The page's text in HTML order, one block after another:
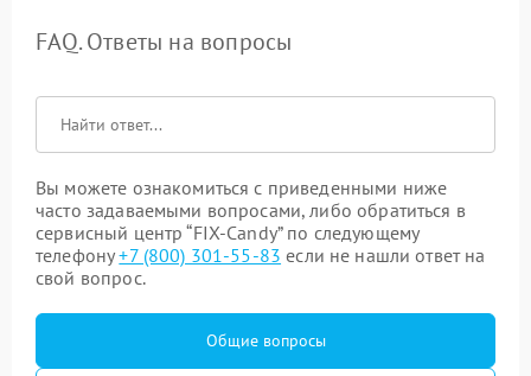
FAQ. Ответы на вопросы
Вы можете ознакомиться с приведенными ниже
часто задаваемыми вопросами, либо обратиться в
сервисный центр “FIX-Candy” по следующему
телефону+7 (800) 301-55-83 если не нашли ответ на
свой вопрос.
Общие вопросы